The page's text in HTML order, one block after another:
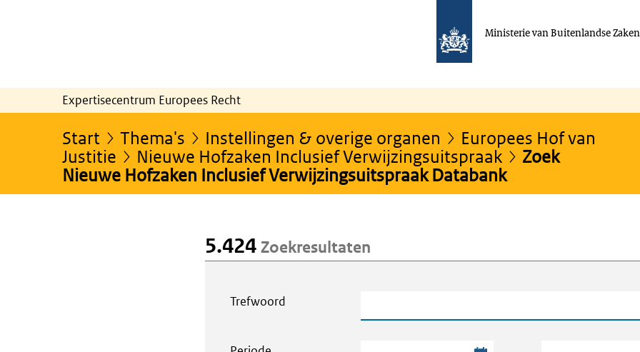
Ministerie van Buitenlandse Zaken
Expertisecentrum Europees Recht
Start Thema's Instellingen & overige organen
Europees Hof van
Justitie
Nieuwe Hofzaken Inclusief Verwijzingsuitspraak
Zoek
Nieuwe Hofzaken Inclusief Verwijzingsuitspraak Databank
5.424 Zoekresultaten
Trefwoord